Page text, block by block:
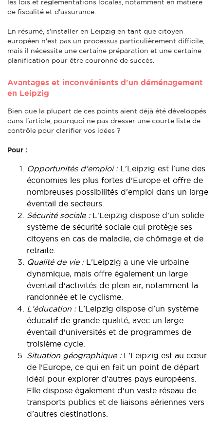
les lois et réglementations locales, notamment en matière
de fiscalité et d'assurance.
En résumé, s'installer en Leipzig en tant que citoyen
européen n'est pas un processus particulièrement difficile,
mais il nécessite une certaine préparation et une certaine
planification pour être couronné de succès.
Avantages et inconvénients d'un déménagement
en Leipzig
Bien que la plupart de ces points aient déjà été développés
dans l'article, pourquoi ne pas dresser une courte liste de
contrôle pour clarifier vos idées ?
Pour :
Opportunités d'emploi :L'Leipzig est l'une des
économies les plus fortes d'Europe et offre de
nombreuses possibilités d'emploi dans un large
éventail de secteurs.
Sécurité sociale :L'Leipzig dispose d'un solide
système de sécurité sociale qui protège ses
citoyens en cas de maladie, de chômage et de
retraite.
Qualité de vie :L'Leipzig a une vie urbaine
dynamique, mais offre également un large
éventail d'activités de plein air, notamment la
randonnée et le cyclisme.
L'éducation :L'Leipzig dispose d'un système
éducatif de grande qualité, avec un large
éventail d'universités et de programmes de
troisième cycle.
Situation géographique :L'Leipzig est au cœur
de l'Europe, ce qui en fait un point de départ
idéal pour explorer d'autres pays européens.
Elle dispose également d'un vaste réseau de
transports publics et de liaisons aériennes vers
d'autres destinations.